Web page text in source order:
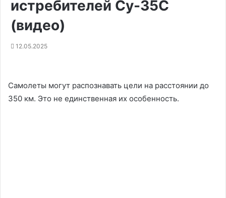
истребителей Су-35С
(видео)
12.05.2025
Самолеты могут распознавать цели на расстоянии до
350 км. Это не единственная их особенность.